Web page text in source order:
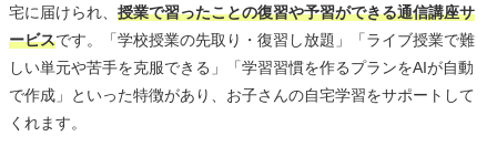
宅に届けられ、 授業で習ったことの復習や予習ができる通信講座サ
ービスです。「学校授業の先取り・復習し放題」「ライブ授業で難
しい単元や苦手を克服できる」「学習習慣を作るプランをAIが自動
で作成」といった特徴があり、お子さんの自宅学習をサポートして
くれます。